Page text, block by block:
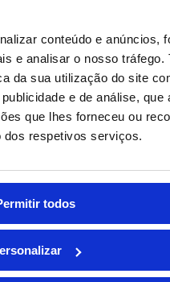
conteúdo e anúncios,
e analisar o nosso tráfego.
da sua utilização do site
e de análise, que
que lhes forneceu ou
respetivos serviços.
todos
guardados em base de